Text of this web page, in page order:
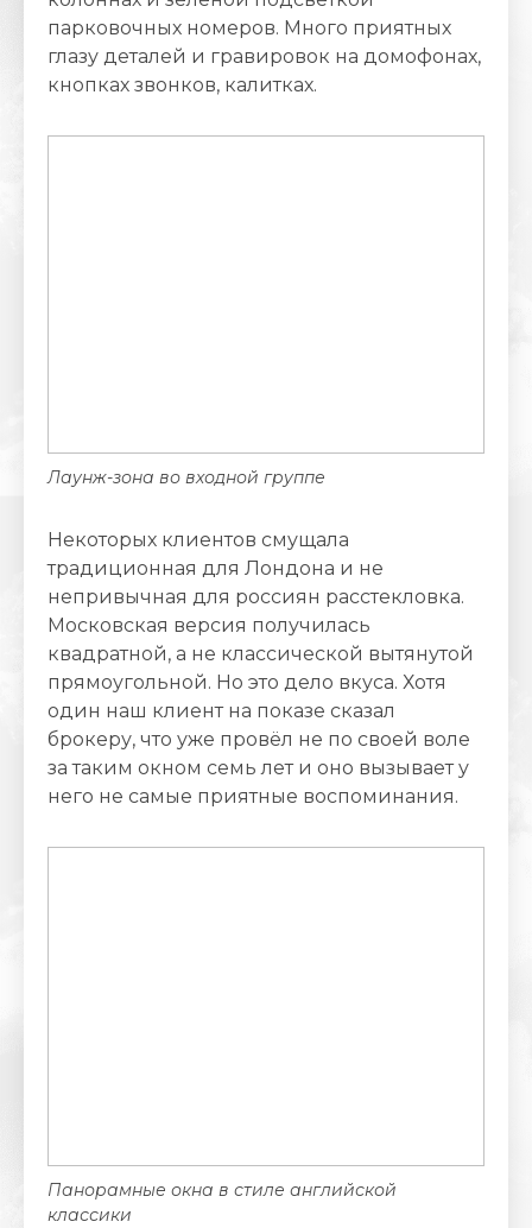
парковочных номеров. Много приятных
глазу деталей и гравировок на домофонах,
кнопках звонков, калитках.
Лаунж-зона во входной группе
Некоторых клиентов смущала
традиционная для Лондона и не
непривычная для россиян расстекловка.
Московская версия получилась
квадратной, а не классической вытянутой
прямоугольной. Но это дело вкуса. Хотя
один наш клиент на показе сказал
брокеру, что уже провёл не по своей воле
за таким окном семь лет и оно вызывает у
него не самые приятные воспоминания.
Панорамные окна в стиле английской
классики